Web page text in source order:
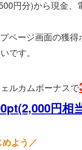
円分)から現金、
ページ画面の獲
です。
ルカムボーナスで
円相
よう／